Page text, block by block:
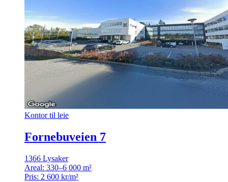
Kontor til leie
Fornebuveien 7
1366 Lysaker
Areal: 330–6 000 m²
Pris: 2 600 kr/m²